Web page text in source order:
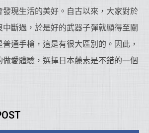
現生活的美好。自古以來，大家對於
斷過，於是好的武器子彈就顯得至關
通手槍，這是有很大區別的。因此，
愛體驗，選擇日本藤素是不錯的一個